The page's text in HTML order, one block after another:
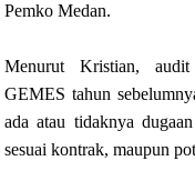
Pemko Medan.
Menurut Kristian, audit
GEMES tahun
ada atau tidaknya
sesuai kontrak, maupun